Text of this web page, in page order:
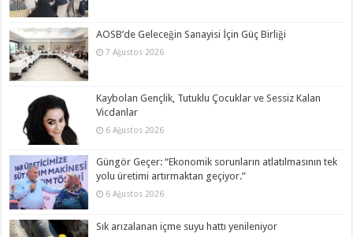
AOSB’de Geleceğin Sanayisi İçin Güç Birliği
7 Ağustos 2026
Kaybolan Gençlik, Tutuklu Çocuklar ve Sessiz Kalan
Vicdanlar
6 Ağustos 2026
Güngör Geçer: “Ekonomik sorunların atlatılmasının tek
yolu üretimi artırmaktan geçiyor.”
6 Ağustos 2026
Sık arızalanan içme suyu hattı yenileniyor